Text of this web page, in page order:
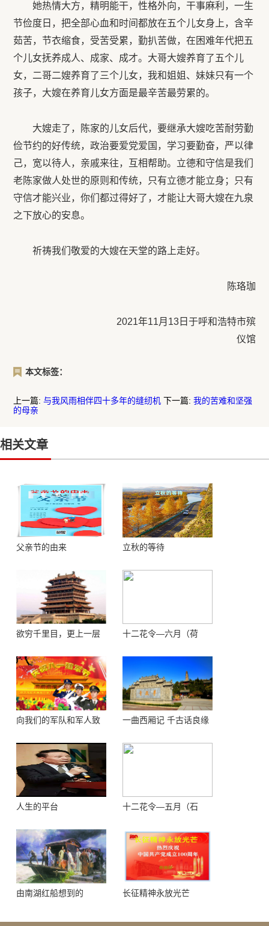
她热情大方，精明能干，性格外向，干事麻利，一生
节俭度日，把全部心血和时间都放在五个儿女身上，含辛
茹苦，节衣缩食，受苦受累，勤扒苦做，在困难年代把五
个儿女抚养成人、成家、成才。大哥大嫂养育了五个儿
女，二哥二嫂养育了三个儿女，我和姐姐、妹妹只有一个
孩子，大嫂在养育儿女方面是最辛苦最劳累的。
大嫂走了，陈家的儿女后代，要继承大嫂吃苦耐劳勤
俭节约的好传统，政治要爱党爱国，学习要勤奋，严以律
己，宽以待人，亲戚来往，互相帮助。立德和守信是我们
老陈家做人处世的原则和传统，只有立德才能立身；只有
守信才能兴业，你们都过得好了，才能让大哥大嫂在九泉
之下放心的安息。
祈祷我们敬爱的大嫂在天堂的路上走好。
陈珞珈
2021年11月13日于呼和浩特市殡
仪馆
本文标签：
上一篇:与我风雨相伴四十多年的缝纫机 下一篇:我的苦难和坚强
的母亲
相关文章
父亲节的由来 立秋的等待
欲穷千里目，更上一层
十二花令—六月（荷
向我们的军队和军人致
一曲西厢记 千古话良缘
人生的平台
十二花令—五月（石
由南湖红船想到的 长征精神永放光芒